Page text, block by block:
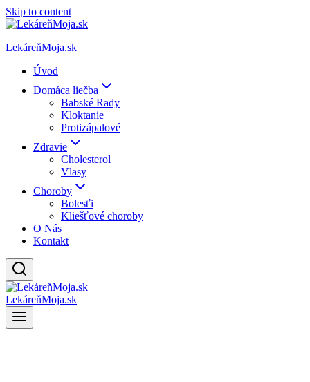
Skip to content
LekáreňMoja.sk
Úvod
Domáca liečba
Babské Rady
Kloktanie
Protizápalové
Zdravie
Cholesterol
Vlasy
Choroby
Bolesťi
Kliešťové choroby
O Nás
Kontakt
LekáreňMoja.sk